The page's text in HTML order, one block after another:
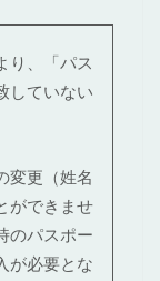
り、「パス
していない
変更（姓名
ができませ
のパスポー
が必要とな